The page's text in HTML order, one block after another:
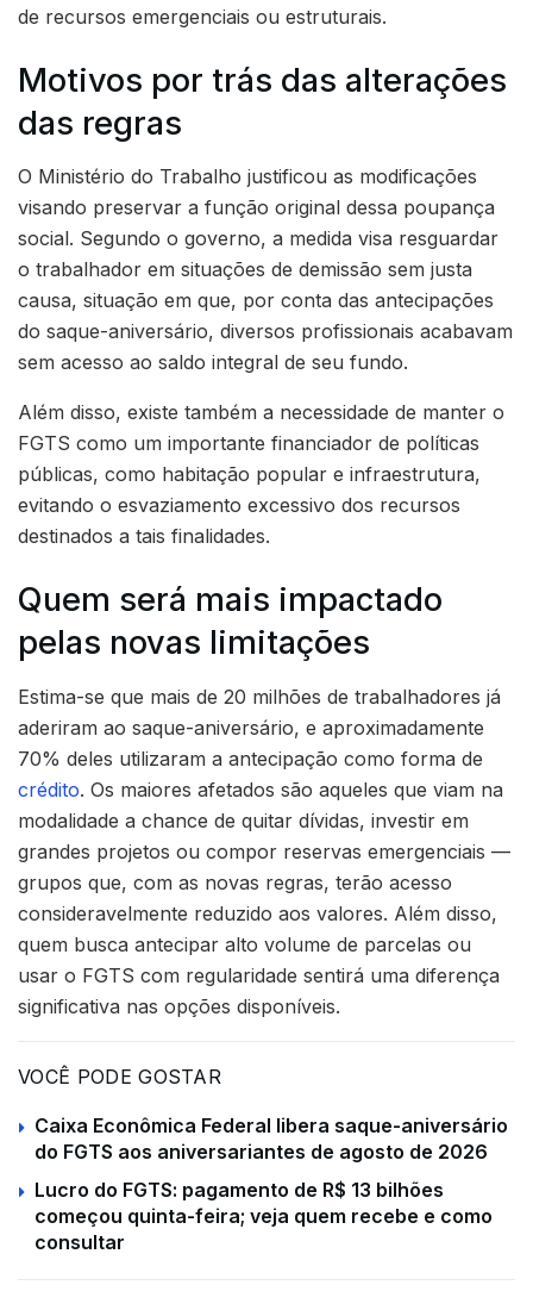
de recursos emergenciais ou estruturais.
Motivos por trás das alterações
das regras
O Ministério do Trabalho justificou as modificações
visando preservar a função original dessa poupança
social. Segundo o governo, a medida visa resguardar
o trabalhador em situações de demissão sem justa
causa, situação em que, por conta das antecipações
do saque-aniversário, diversos profissionais acabavam
sem acesso ao saldo integral de seu fundo.
Além disso, existe também a necessidade de manter o
FGTS como um importante financiador de políticas
públicas, como habitação popular e infraestrutura,
evitando o esvaziamento excessivo dos recursos
destinados a tais finalidades.
Quem será mais impactado
pelas novas limitações
Estima-se que mais de 20 milhões de trabalhadores já
aderiram ao saque-aniversário, e aproximadamente
70% deles utilizaram a antecipação como forma de
crédito. Os maiores afetados são aqueles que viam na
modalidade a chance de quitar dívidas, investir em
grandes projetos ou compor reservas emergenciais —
grupos que, com as novas regras, terão acesso
consideravelmente reduzido aos valores. Além disso,
quem busca antecipar alto volume de parcelas ou
usar o FGTS com regularidade sentirá uma diferença
significativa nas opções disponíveis.
VOCÊ PODE GOSTAR
Caixa Econômica Federal libera saque-aniversário
do FGTS aos aniversariantes de agosto de 2026
Lucro do FGTS: pagamento de R$ 13 bilhões
começou quinta-feira; veja quem recebe e como
consultar